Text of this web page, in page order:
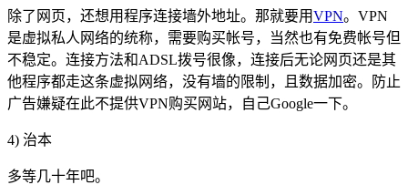
除了网页，还想用程序连接墙外地址。那就要用VPN。VPN
是虚拟私人网络的统称，需要购买帐号，当然也有免费帐号但
不稳定。连接方法和ADSL拨号很像，连接后无论网页还是其
他程序都走这条虚拟网络，没有墙的限制，且数据加密。防止
广告嫌疑在此不提供VPN购买网站，自己Google一下。
4) 治本
多等几十年吧。